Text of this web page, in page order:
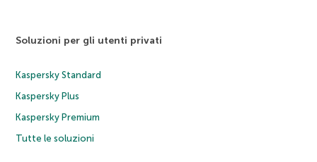
Soluzioni per gli utenti privati
Kaspersky Standard
Kaspersky Plus
Kaspersky Premium
Tutte le soluzioni